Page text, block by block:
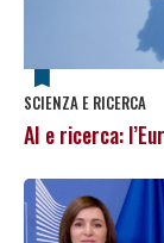
SCIENZA E RICERCA
AI e ricerca: